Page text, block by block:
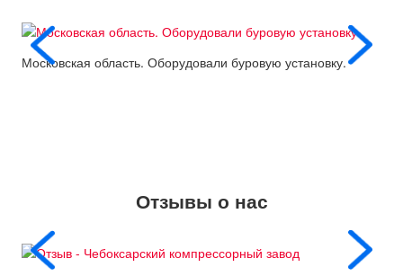
Московская область. Оборудовали буровую установку.
Отзывы о нас